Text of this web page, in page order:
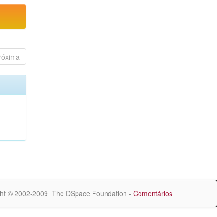
© 2002-2009 The DSpace Foundation - Comentários